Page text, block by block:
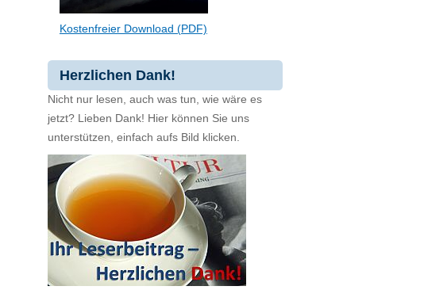
Kostenfreier Download (PDF)
Herzlichen Dank!
Nicht nur lesen, auch was tun, wie wäre es
jetzt? Lieben Dank! Hier können Sie uns
unterstützen, einfach aufs Bild klicken.